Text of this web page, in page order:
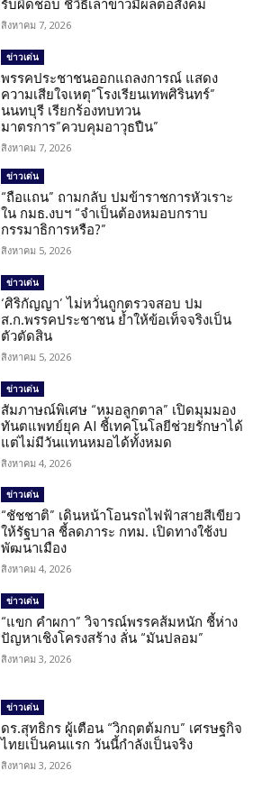
รับผิดชอบ ชี้วิธีเล่าข่าวมีผลต่อสังคม
สิงหาคม 7, 2026
ข่าวเด่น
พรรคประชาชนออกแถลงการณ์ แสดง
ความเสียใจเหตุ”โรงเรียนเทพศิรินทร์”
นนทบุรี เรียกร้องทบทวน
มาตรการ”ควบคุมอาวุธปืน”
สิงหาคม 7, 2026
ข่าวเด่น
“ถือแถน” ถามกลับ ปมข้าราชการหัวเราะ
ใน กมธ.งบฯ “จำเป็นต้องหมอบกราบ
กรรมาธิการหรือ?”
สิงหาคม 5, 2026
ข่าวเด่น
‘ศิริกัญญา’ ไม่หวั่นถูกตรวจสอบ ปม
ส.ก.พรรคประชาชน ย้ำให้ข้อเท็จจริงเป็น
ตัวตัดสิน
สิงหาคม 5, 2026
ข่าวเด่น
สัมภาษณ์พิเศษ “หมอลูกตาล” เปิดมุมมอง
ทันตแพทย์ยุค AI ชี้เทคโนโลยีช่วยรักษาได้
แต่ไม่มีวันแทนหมอได้ทั้งหมด
สิงหาคม 4, 2026
ข่าวเด่น
“ชัชชาติ” เดินหน้าโอนรถไฟฟ้าสายสีเขียว
ให้รัฐบาล ชี้ลดภาระ กทม. เปิดทางใช้งบ
พัฒนาเมือง
สิงหาคม 4, 2026
ข่าวเด่น
“แขก คำผกา” วิจารณ์พรรคส้มหนัก ชี้ห่าง
ปัญหาเชิงโครงสร้าง ลั่น “มันปลอม”
สิงหาคม 3, 2026
ข่าวเด่น
ดร.สุทธิกร ผู้เตือน “วิกฤตต้มกบ” เศรษฐกิจ
ไทยเป็นคนแรก วันนี้กำลังเป็นจริง
สิงหาคม 3, 2026